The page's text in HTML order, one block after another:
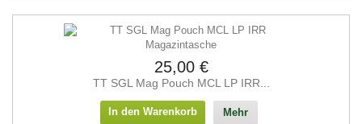
25,00 €
TT SGL Mag Pouch MCL LP IRR...
In den Warenkorb Mehr